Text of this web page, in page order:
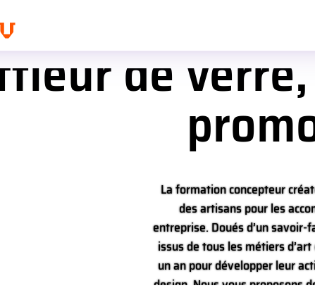
de
La formation concepteur
des artisans pour les
entreprise. Doués d’un
issus de tous les métiers
un an pour développer leur
design. Nous vous proposons